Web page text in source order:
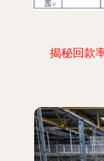
揭秘回款